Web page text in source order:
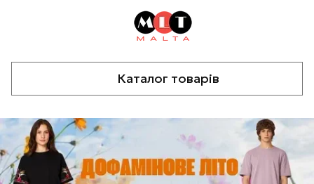
Каталог товарів